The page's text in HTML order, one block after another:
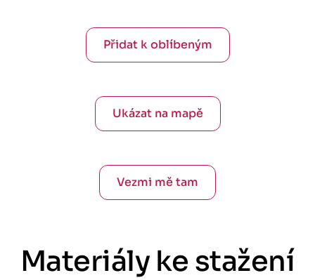
Přidat k oblíbeným
Ukázat na mapě
Vezmi mě tam
Materiály ke stažení